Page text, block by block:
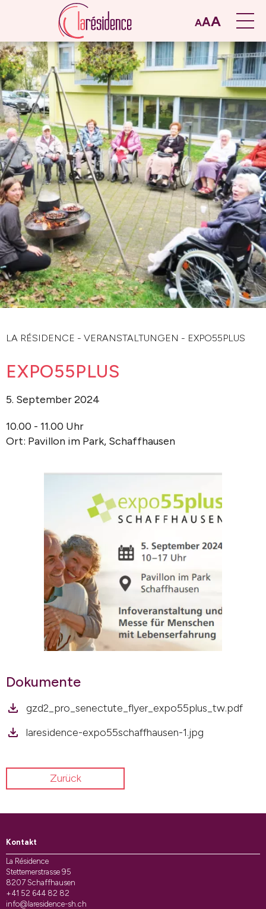
AAA
LA RÉSIDENCE - VERANSTALTUNGEN - EXPO55PLUS
EXPO55PLUS
5. September 2024
10.00 - 11.00 Uhr
Ort: Pavillon im Park, Schaffhausen
Dokumente
gzd2_pro_senectute_flyer_expo55plus_tw.pdf
laresidence-expo55schaffhausen-1.jpg
Zurück
Kontakt
La Résidence
Stettemerstrasse 95
8207 Schaffhausen
+41 52 644 82 82
info@laresidence-sh.ch